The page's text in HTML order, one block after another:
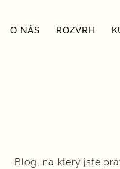
O NÁS ROZVRH
Blog, na který jste